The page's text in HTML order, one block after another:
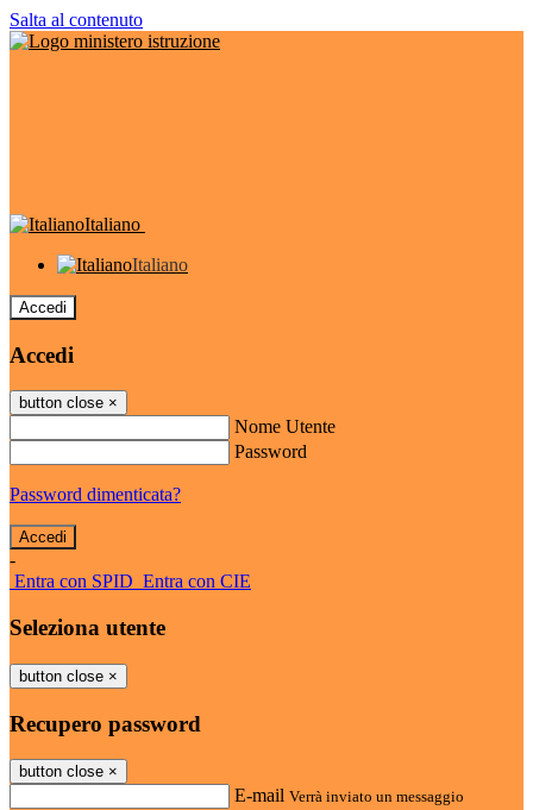
Salta al contenuto
Italiano
Italiano
Accedi
Accedi
button close ×
Nome Utente
Password
Password dimenticata?
-
Entra con SPID Entra con CIE
Seleziona utente
button close ×
Recupero password
button close ×
E-mail Verrà inviato un messaggio